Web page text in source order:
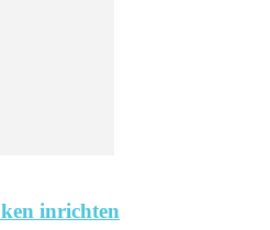
inrichten